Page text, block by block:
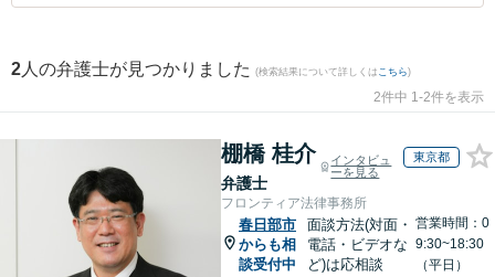
2 人の弁護士が見つかりました (検索結果について詳しくは こちら)
2件中 1-2件を表示
棚橋 桂介
弁護士
インタビュ
ーを見る
東京都
フロンティア法律事務所
春日部市
からも相
談受付中
面談方法(対面・
電話・ビデオな
ど)は応相談
営業時間：0
9:30~18:30
（平日）